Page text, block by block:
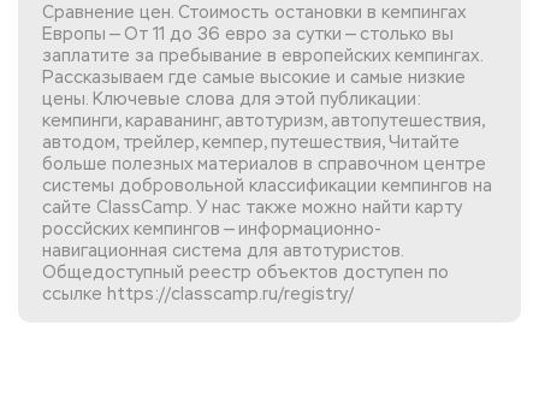
Сравнение цен. Стоимость остановки в кемпингах
Европы — От 11 до 36 евро за сутки — столько вы
заплатите за пребывание в европейских кемпингах.
Рассказываем где самые высокие и самые низкие
цены. Ключевые слова для этой публикации:
кемпинги, караванинг, автотуризм, автопутешествия,
автодом, трейлер, кемпер, путешествия, Читайте
больше полезных материалов в справочном центре
системы добровольной классификации кемпингов на
сайте ClassCamp. У нас также можно найти карту
россйских кемпингов — информационно-
навигационная система для автотуристов.
Общедоступный реестр объектов доступен по
ссылке https://classcamp.ru/registry/